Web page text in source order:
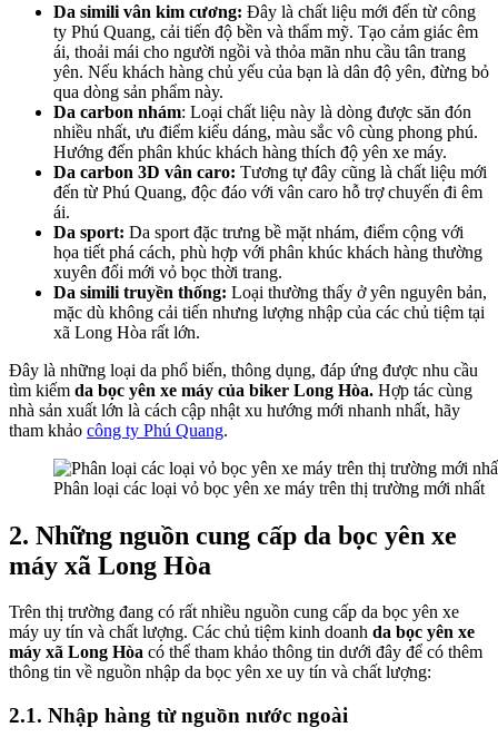
Da simili vân kim cương: Đây là chất liệu mới đến từ công
ty Phú Quang, cải tiến độ bền và thẩm mỹ. Tạo cảm giác êm
ái, thoải mái cho người ngồi và thỏa mãn nhu cầu tân trang
yên. Nếu khách hàng chủ yếu của bạn là dân độ yên, đừng bỏ
qua dòng sản phẩm này.
Da carbon nhám: Loại chất liệu này là dòng được săn đón
nhiều nhất, ưu điểm kiểu dáng, màu sắc vô cùng phong phú.
Hướng đến phân khúc khách hàng thích độ yên xe máy.
Da carbon 3D vân caro: Tương tự đây cũng là chất liệu mới
đến từ Phú Quang, độc đáo với vân caro hỗ trợ chuyến đi êm
ái.
Da sport: Da sport đặc trưng bề mặt nhám, điểm cộng với
họa tiết phá cách, phù hợp với phân khúc khách hàng thường
xuyên đổi mới vỏ bọc thời trang.
Da simili truyền thống: Loại thường thấy ở yên nguyên bản,
mặc dù không cải tiến nhưng lượng nhập của các chủ tiệm tại
xã Long Hòa rất lớn.
Đây là những loại da phổ biến, thông dụng, đáp ứng được nhu cầu
tìm kiếm da bọc yên xe máy của biker Long Hòa. Hợp tác cùng
nhà sản xuất lớn là cách cập nhật xu hướng mới nhanh nhất, hãy
tham khảo công ty Phú Quang.
Phân loại các loại vỏ bọc yên xe máy trên thị trường mới nhất
2. Những nguồn cung cấp da bọc yên xe
máy xã Long Hòa
Trên thị trường đang có rất nhiều nguồn cung cấp da bọc yên xe
máy uy tín và chất lượng. Các chủ tiệm kinh doanh da bọc yên xe
máy xã Long Hòa có thể tham khảo thông tin dưới đây để có thêm
thông tin về nguồn nhập da bọc yên xe uy tín và chất lượng:
2.1. Nhập hàng từ nguồn nước ngoài